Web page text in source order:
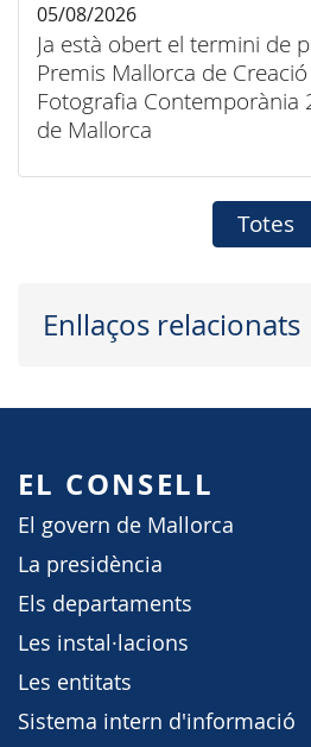
Ja està obert el termini de
Premis Mallorca de
Fotografia Contemporània
de Mallorca
05/08/2026
Totes
Enllaços relacionats
EL CONSELL
El govern de Mallorca
La presidència
Els departaments
Les instal·lacions
Les entitats
Sistema intern d'informació